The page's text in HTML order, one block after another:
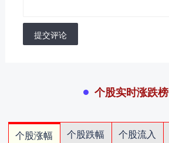
提交评论
个股实时涨跌榜
个股涨幅 个股跌幅 个股流入